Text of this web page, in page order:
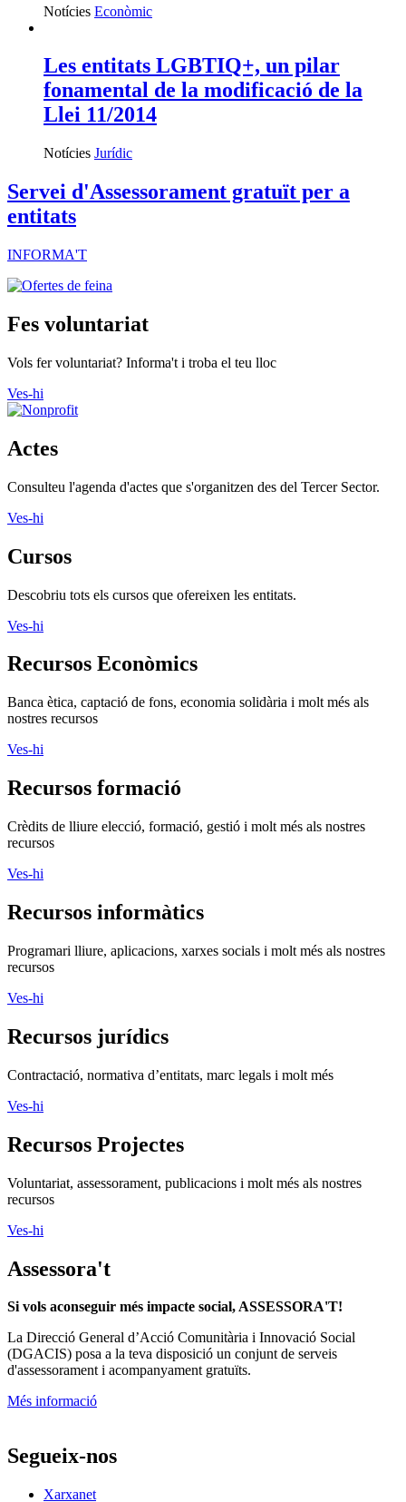
Notícies Econòmic
Les entitats LGBTIQ+, un pilar
fonamental de la modificació de la
Llei 11/2014
Notícies Jurídic
Servei d'Assessorament gratuït per a
entitats
INFORMA'T
Fes voluntariat
Vols fer voluntariat? Informa't i troba el teu lloc
Ves-hi
Actes
Consulteu l'agenda d'actes que s'organitzen des del Tercer Sector.
Ves-hi
Cursos
Descobriu tots els cursos que ofereixen les entitats.
Ves-hi
Recursos Econòmics
Banca ètica, captació de fons, economia solidària i molt més als
nostres recursos
Ves-hi
Recursos formació
Crèdits de lliure elecció, formació, gestió i molt més als nostres
recursos
Ves-hi
Recursos informàtics
Programari lliure, aplicacions, xarxes socials i molt més als nostres
recursos
Ves-hi
Recursos jurídics
Contractació, normativa d’entitats, marc legals i molt més
Ves-hi
Recursos Projectes
Voluntariat, assessorament, publicacions i molt més als nostres
recursos
Ves-hi
Assessora't
Si vols aconseguir més impacte social, ASSESSORA'T!
La Direcció General d’Acció Comunitària i Innovació Social
(DGACIS) posa a la teva disposició un conjunt de serveis
d'assessorament i acompanyament gratuïts.
Més informació
Segueix-nos
Xarxanet